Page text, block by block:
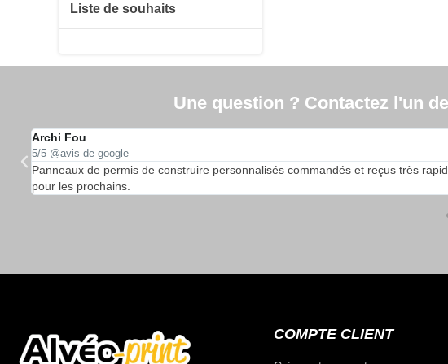
Liste de souhaits
Une question ? Contactez l'un
Archi Fou
5/5 @avis de google
Panneaux de permis de construire personnalisés commandés et reçus très
pour les prochains.
COMPTE CLIENT